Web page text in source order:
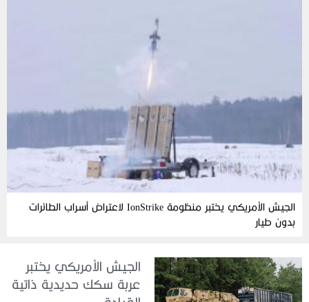
الجيش الأمريكي يختبر منظومة IonStrike لاعتراض أسراب الطائرات
بدون طيار
الجيش الأمريكي يختبر
عربة سكك حديدية ذاتية